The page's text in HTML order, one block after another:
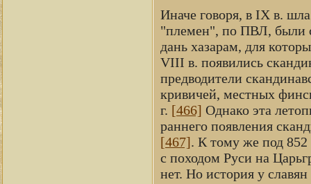
Иначе говоря, в IX в.
"племен", по ПВЛ, были
дань хазарам, для
VIII в. появились
предводители
кривичей, местных
г. [466] Однако эта
раннего появления
[467]. К тому же под 852
с походом Руси на
нет. Но история у